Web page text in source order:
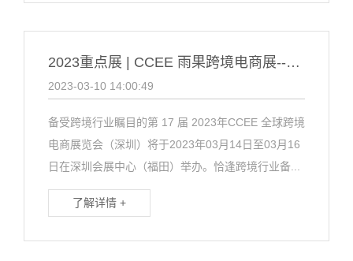
2023重点展 | CCEE 雨果跨境电商展--深圳站
2023-03-10 14:00:49
备受跨境行业瞩目的第 17 届 2023年CCEE 全球跨境
电商展览会（深圳）将于2023年03月14日至03月16
日在深圳会展中心（福田）举办。恰逢跨境行业备...
了解详情 +